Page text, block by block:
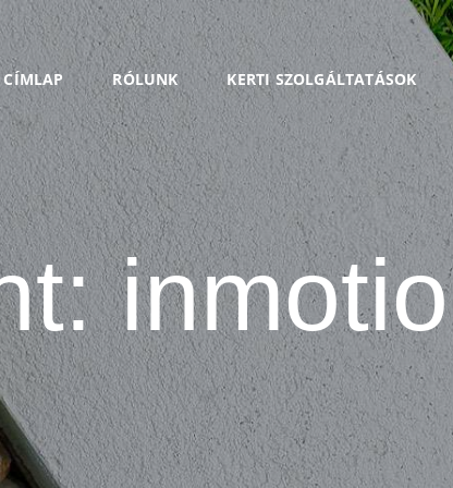
CÍMLAP RÓLUNK KERTI SZOLGÁLTATÁSOK